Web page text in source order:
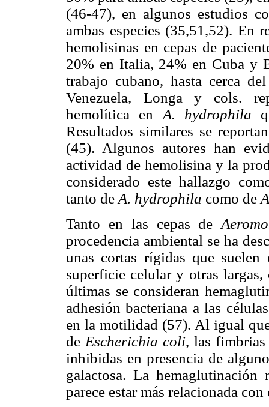
(46-47), en algunos estudios
ambas especies (35,51,52). En
hemolisinas en cepas de
20% en Italia, 24% en Cuba y
trabajo cubano, hasta cerca
Venezuela, Longa y cols.
hemolítica en A. hydrophila
Resultados similares se
(45). Algunos autores han
actividad de hemolisina y la
considerado este hallazgo
tanto de A. hydrophila como de
Tanto en las cepas de
procedencia ambiental se ha
unas cortas rígidas que suelen
superficie celular y otras largas,
últimas se consideran
adhesión bacteriana a las
en la motilidad (57). Al igual
de Escherichia coli, las fimbrias
inhibidas en presencia de
galactosa. La hemaglutinación
parece estar más relacionada